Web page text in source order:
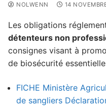
NOLWENN 14
Les obligations
détenteurs non
consignes visant à
de biosécurité
FICHE Ministère
de sangliers